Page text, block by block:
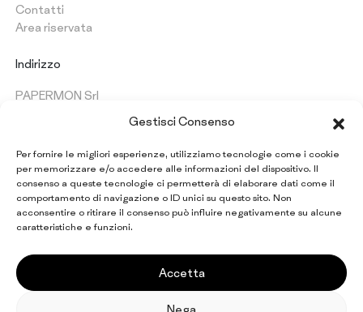
Gestisci Consenso
Per fornire le migliori esperienze, utilizziamo tecnologie come i cookie
per memorizzare e/o accedere alle informazioni del dispositivo. Il
consenso a queste tecnologie ci permetterà di elaborare dati come il
comportamento di navigazione o ID unici su questo sito. Non
acconsentire o ritirare il consenso può influire negativamente su alcune
caratteristiche e funzioni.
Accetta
Nega
Contatti
Area riservata
Indirizzo
PAPERMON Srl
26022 Castelverde (CR) - Italy
P. IVA: IT 09997420154
Rimani aggiornato su tutte
le novità Papermon
Iscriviti alla newsletter